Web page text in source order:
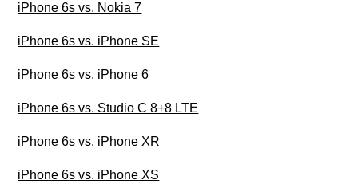
iPhone 6s vs. Nokia 7
iPhone 6s vs. iPhone SE
iPhone 6s vs. iPhone 6
iPhone 6s vs. Studio C 8+8 LTE
iPhone 6s vs. iPhone XR
iPhone 6s vs. iPhone XS